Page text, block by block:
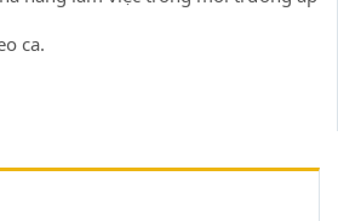
ca.